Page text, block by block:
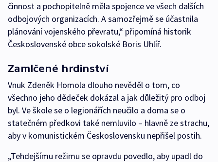
činnost a pochopitelně měla spojence ve všech dalších
odbojových organizacích. A samozřejmě se účastnila
plánování vojenského převratu,“ připomíná historik
Československé obce sokolské Boris Uhlíř.
Zamlčené hrdinství
Vnuk Zdeněk Homola dlouho nevěděl o tom, co
všechno jeho dědeček dokázal a jak důležitý pro odboj
byl. Ve škole se o legionářích neučilo a doma se o
statečném předkovi také nemluvilo – hlavně ze strachu,
aby v komunistickém Československu nepřišel postih.
„Tehdejšímu režimu se opravdu povedlo, aby upadl do